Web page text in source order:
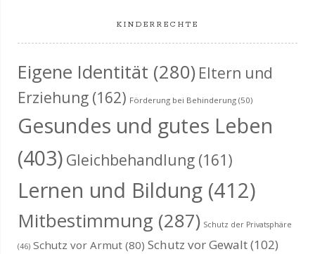
KINDERRECHTE
Eigene Identität (280) Eltern und
Erziehung (162) Förderung bei Behinderung (50)
Gesundes und gutes Leben
(403) Gleichbehandlung (161)
Lernen und Bildung (412)
Mitbestimmung (287) Schutz der Privatsphäre
(46) Schutz vor Armut (80) Schutz vor Gewalt(102)